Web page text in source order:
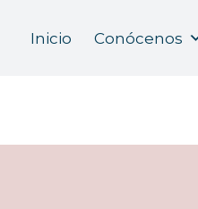
Inicio Conócenos